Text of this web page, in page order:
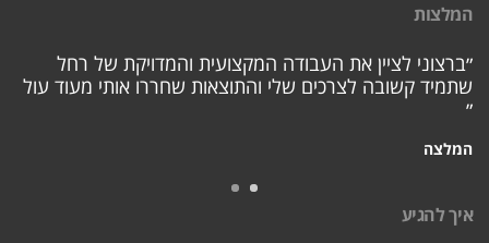
המלצות
״ברצוני לציין את העבודה המקצועית והמדויקת של רחל
שתמיד קשובה לצרכים שלי והתוצאות שחררו אותי מעוד עול
״
המלצה
איך להגיע